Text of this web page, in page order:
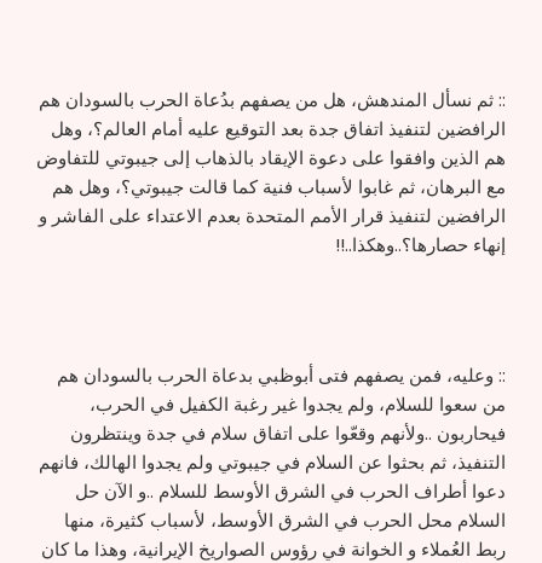
:: ثم نسأل المندهش، هل من يصفهم بدُعاة الحرب بالسودان هم
الرافضين لتنفيذ اتفاق جدة بعد التوقيع عليه أمام العالم؟، وهل
هم الذين وافقوا على دعوة الإيقاد بالذهاب إلى جيبوتي للتفاوض
مع البرهان، ثم غابوا لأسباب فنية كما قالت جيبوتي؟، وهل هم
الرافضين لتنفيذ قرار الأمم المتحدة بعدم الاعتداء على الفاشر و
إنهاء حصارها؟..وهكذا..!!
:: وعليه، فمن يصفهم فتى أبوظبي بدعاة الحرب بالسودان هم
من سعوا للسلام، ولم يجدوا غير رغبة الكفيل في الحرب،
فيحاربون ..ولأنهم وقعّوا على اتفاق سلام في جدة وينتظرون
التنفيذ، ثم بحثوا عن السلام في جيبوتي ولم يجدوا الهالك، فانهم
دعوا أطراف الحرب في الشرق الأوسط للسلام ..و الآن حل
السلام محل الحرب في الشرق الأوسط، لأسباب كثيرة، منها
ربط العُملاء و الخوانة في رؤوس الصواريخ الإيرانية، وهذا ما كان